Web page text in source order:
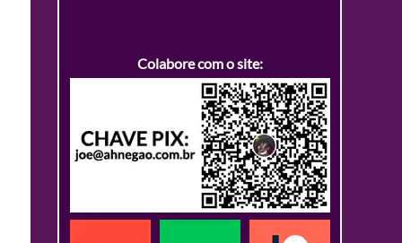
Colabore com o site: